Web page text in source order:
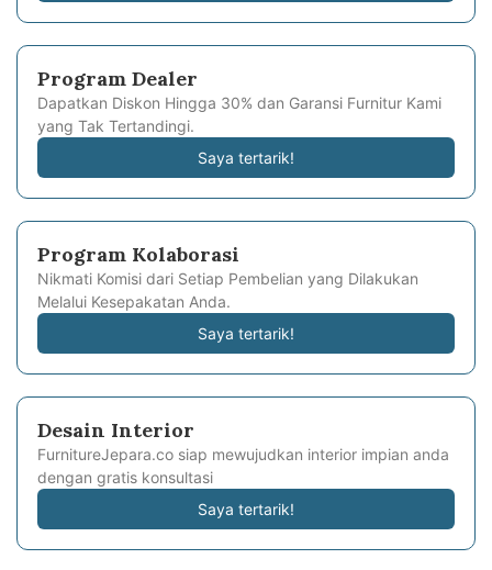
Program Dealer
Dapatkan Diskon Hingga 30% dan Garansi Furnitur Kami
yang Tak Tertandingi.
Saya tertarik!
Program Kolaborasi
Nikmati Komisi dari Setiap Pembelian yang Dilakukan
Melalui Kesepakatan Anda.
Saya tertarik!
Desain Interior
FurnitureJepara.co siap mewujudkan interior impian anda
dengan gratis konsultasi
Saya tertarik!